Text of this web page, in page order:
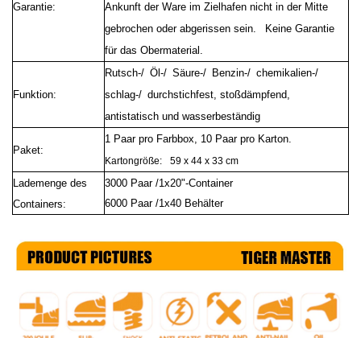
Garantie:
Ankunft der Ware im Zielhafen nicht in der Mitte
gebrochen oder abgerissen sein.
Keine Garantie
für das Obermaterial.
Funktion:
Rutsch-/ Öl-/ Säure-/ Benzin-/ chemikalien-/
schlag-/ durchstichfest, stoßdämpfend,
antistatisch und wasserbeständig
Paket:
1 Paar pro Farbbox, 10 Paar pro Karton.
Kartongröße: 59 x 44 x 33 cm
Lademenge des
Containers:
3000 Paar /1x20"-Container
6000 Paar /1x40 Behälter